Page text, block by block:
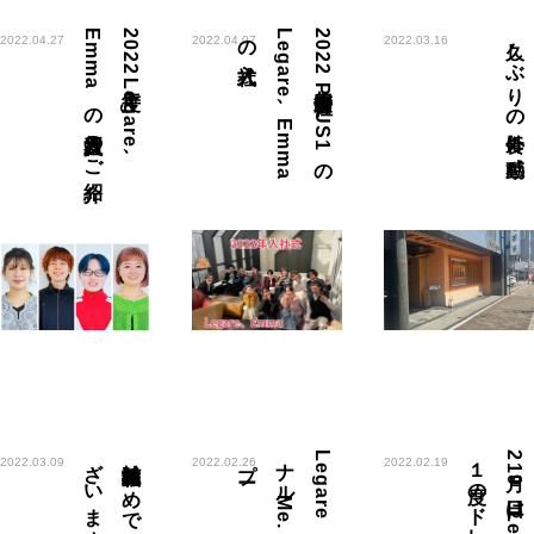
2022.04.27 2
0
2
2
年度L
e
g
a
r
e
、
E
m
m
a
の
新入社員の
ご
紹介 2022.04.07 2
0
2
2
年度合同会社P
L
U
S
1
の
L
e
g
a
r
e
、
E
m
m
a
の
入社式 2022.03.16 久しぶりの外食に感動
2022.03.09 2022.02.26
ー 2022.02.19